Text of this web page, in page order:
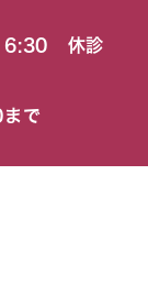
休診
で